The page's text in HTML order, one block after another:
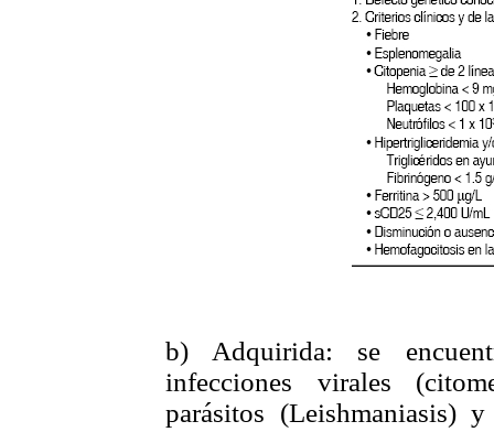
b) Adquirida: se
infecciones virales
parásitos (Leishmaniasis)